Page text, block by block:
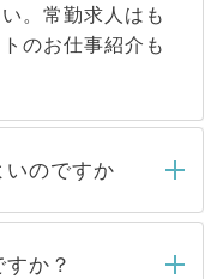
。常勤求人はも
のお仕事紹介も
いのですか
弊社担当者がご
メールもしくは
か？